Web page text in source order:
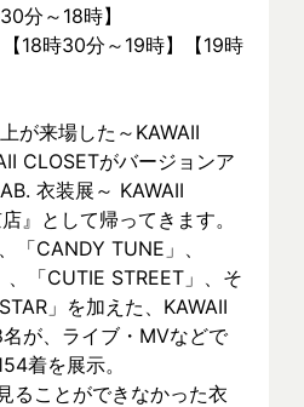
分～18時】
【18時30分～19時】【19時
が来場した～KAWAII
CLOSETがバージョンア
衣装展～ KAWAII
』として帰ってきます。
「CANDY TUNE」、
、「CUTIE STREET」、そ
」を加えた、KAWAII
が、ライブ・MVなどで
着を展示。
ることができなかった衣